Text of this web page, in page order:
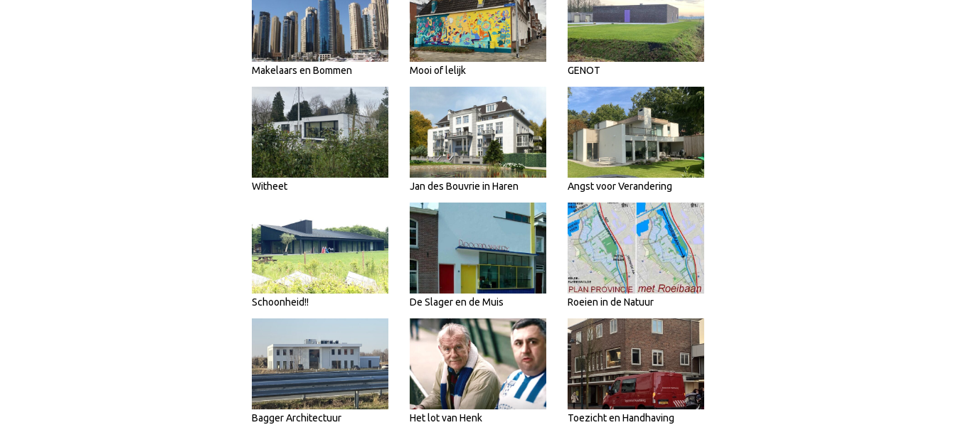
Makelaars en Bommen Mooi of lelijk GENOT
Witheet Jan des Bouvrie in Haren Angst voor Verandering
Schoonheid!! De Slager en de Muis Roeien in de Natuur
Bagger Architectuur Het lot van Henk Toezicht en Handhaving